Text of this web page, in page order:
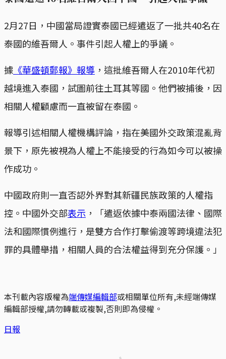
2月27日，中國當局證實泰國已經遣返了一批共40名在
泰國的維吾爾人。事件引起人權上的爭議。
據 《華盛頓郵報》報導 ，這批維吾爾人在2010年代初
越境進入泰國，試圖前往土耳其等國。他們被捕後，因
相關人權顧慮而一直被留在泰國。
報導引述相關人權機構評論，指在美國外交政策混亂背
景下，原先被視為人權上不能接受的行為如今可以被操
作成功。
中國政府則一直否認外界對其新疆民族政策的人權指
控。中國外交部表示 ，「遣返依據中泰兩國法律、國際
法和國際慣例進行，是雙方合作打擊偷渡等跨境違法犯
罪的具體舉措，相關人員的合法權益得到充分保護。」
本刊載內容版權為端傳媒編輯部或相關單位所有,未經端傳媒
編輯部授權,請勿轉載或複製,否則即為侵權。
日報